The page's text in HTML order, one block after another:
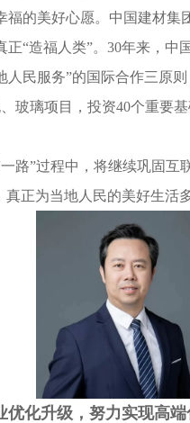
的美好心愿。中国建材集
“造福人类”。30年来，中
民服务”的国际合作三原
玻璃项目，投资40个重要
路”过程中，将继续巩固
正为当地人民的美好生活
优化升级，努力实现高